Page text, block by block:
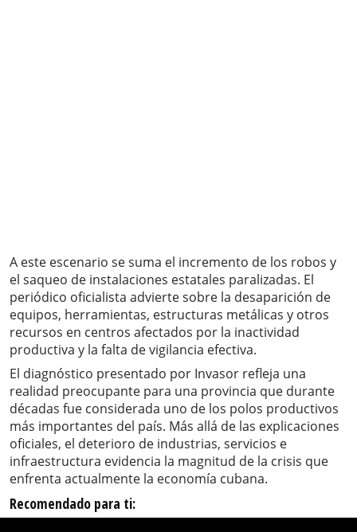
A este escenario se suma el incremento de los robos y
el saqueo de instalaciones estatales paralizadas. El
periódico oficialista advierte sobre la desaparición de
equipos, herramientas, estructuras metálicas y otros
recursos en centros afectados por la inactividad
productiva y la falta de vigilancia efectiva.
El diagnóstico presentado por Invasor refleja una
realidad preocupante para una provincia que durante
décadas fue considerada uno de los polos productivos
más importantes del país. Más allá de las explicaciones
oficiales, el deterioro de industrias, servicios e
infraestructura evidencia la magnitud de la crisis que
enfrenta actualmente la economía cubana.
Recomendado para ti: